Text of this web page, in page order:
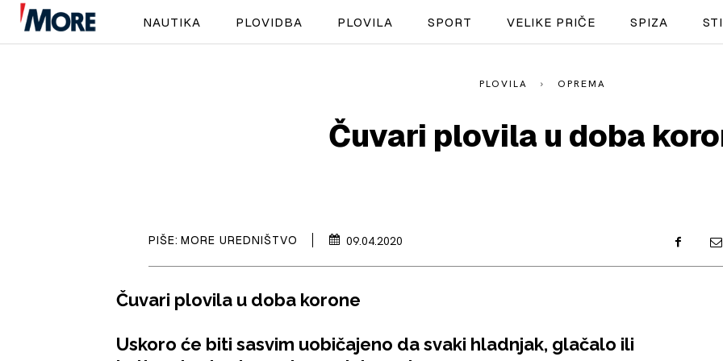
SPORT
SHOP
NAUTIKA PLOVIDBA PLOVILA SPORT VELIKE PRIČE SPIZA
PLOVILA OPREMA
Čuvari plovila u doba
PIŠE: MORE UREDNIŠTVO 09.04.2020
Čuvari plovila u doba korone
Uskoro će biti sasvim uobičajeno da svaki hladnjak, glačalo ili